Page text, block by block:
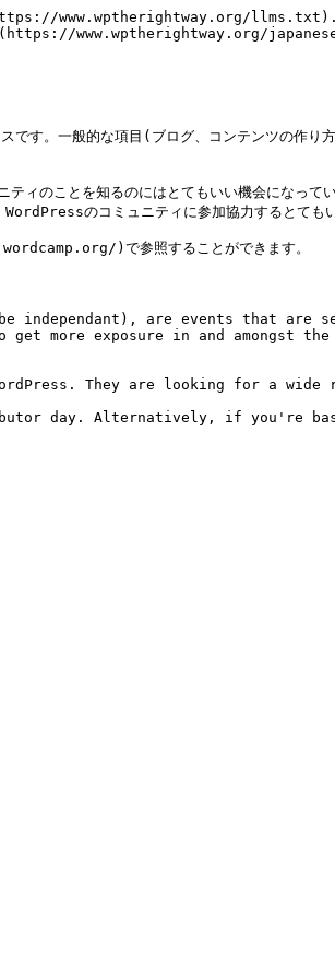
www.wptherightway.org/llms.txt).
www.wptherightway.org/
です。一般的な項目(ブログ、コンテンツの作
ニティのことを知るのにはとてもいい機会
のコミュニティに参加協力するとても
)で参照することができます。
independant), are events that
more exposure in and amongst
They are looking for a
day. Alternatively, if you're